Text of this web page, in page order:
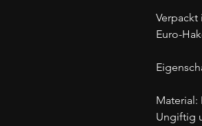
Verpackt
Euro-
Material:
Ungiftig